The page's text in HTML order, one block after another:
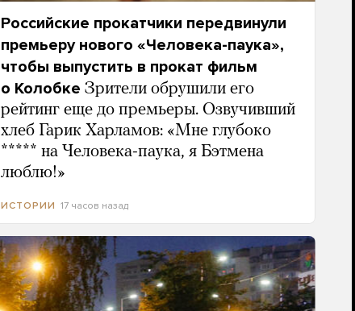
Российские прокатчики передвинули
премьеру нового «Человека-паука»,
чтобы выпустить в прокат фильм
о Колобке Зрители обрушили его
рейтинг еще до премьеры. Озвучивший
хлеб Гарик Харламов: «Мне глубоко
***** на Человека-паука, я Бэтмена
люблю!»
ИСТОРИИ 17 часов назад